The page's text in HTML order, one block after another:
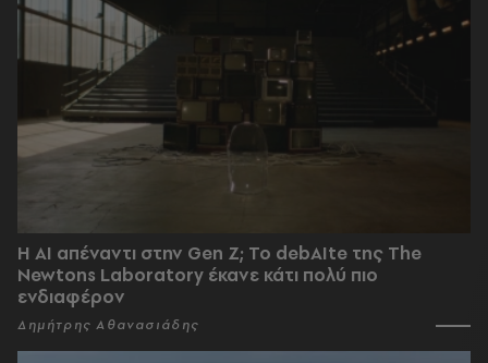
Η AI απέναντι στην Gen Z; Το debAIte της The
Newtons Laboratory έκανε κάτι πολύ πιο
ενδιαφέρον
Δημήτρης Αθανασιάδης